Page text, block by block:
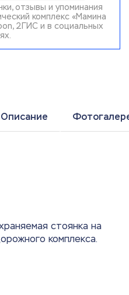
отзывы и упоминания
комплекс «Мамина
2ГИС и в социальных
Описание
стоянка на
комплекса.